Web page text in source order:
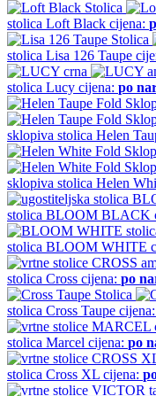
stolica Loft Black cijena:
stolica Lisa 126 Taupe
stolica Lucy cijena: po
sklopiva stolica Helen
sklopiva stolica Helen
stolica BLOOM BLACK
stolica BLOOM WHITE
stolica Cross cijena: po
stolica Cross Taupe cijena:
stolica Marcel cijena: po
stolica Cross XL cijena: